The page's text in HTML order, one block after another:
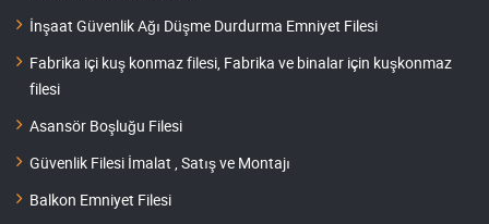
İnşaat Güvenlik Ağı Düşme Durdurma Emniyet Filesi
Fabrika içi kuş konmaz filesi, Fabrika ve binalar için kuşkonmaz
filesi
Asansör Boşluğu Filesi
Güvenlik Filesi İmalat , Satış ve Montajı
Balkon Emniyet Filesi